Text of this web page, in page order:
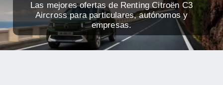
Las mejores ofertas de Renting Citroën C3
Aircross para particulares, autónomos y
empresas.